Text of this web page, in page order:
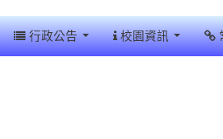
行政公告 校園資訊